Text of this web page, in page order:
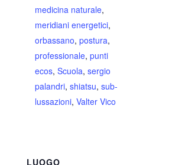
medicina naturale,
meridiani energetici,
orbassano, postura,
professionale, punti
ecos, Scuola, sergio
palandri, shiatsu, sub-
lussazioni, Valter Vico
LUOGO